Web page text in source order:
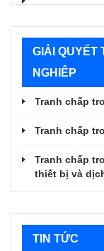
GIẢI QUYẾT
NGHIÊP
Tranh chấp
Tranh chấp
Tranh chấp
thiết bị và
TIN TỨC